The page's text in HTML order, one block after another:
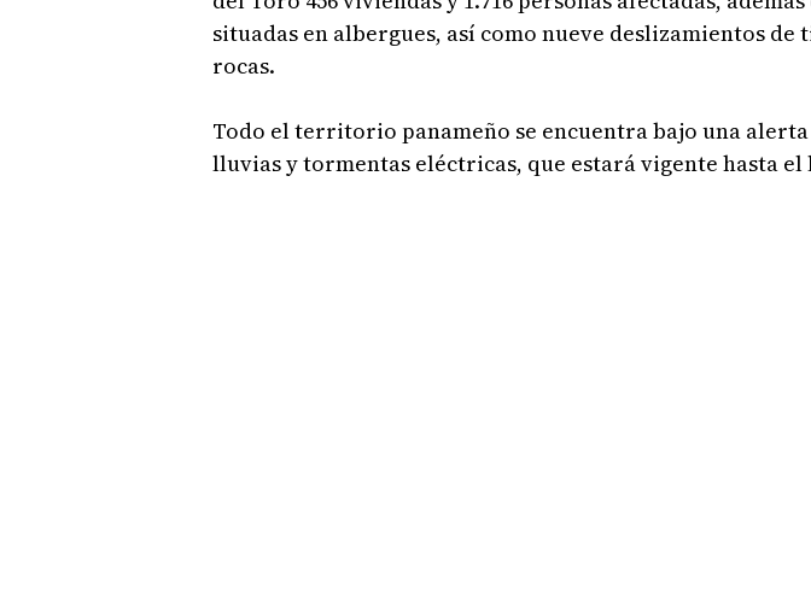
situadas en albergues, así como nueve deslizamientos de
rocas.
Todo el territorio panameño se encuentra bajo una
lluvias y tormentas eléctricas, que estará vigente hasta el